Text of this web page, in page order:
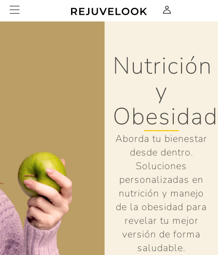
Nutrición
y
Obesidad
Aborda tu bienestar
desde dentro.
Soluciones
personalizadas en
nutrición y manejo
de la obesidad para
revelar tu mejor
versión de forma
saludable.